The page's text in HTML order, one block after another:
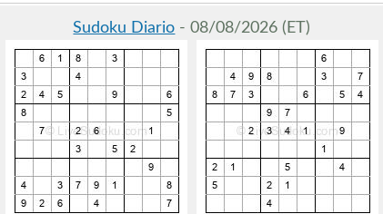
Sudoku Diario - 08/08/2026 (ET)